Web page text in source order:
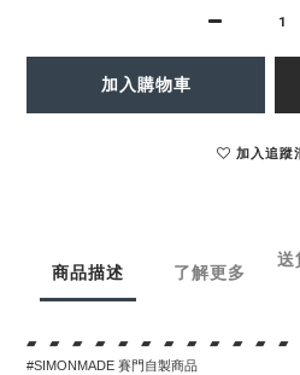
加入購物車
加入追蹤
商品描述 了解更多
送
▰　▰　▰　▰　▰　▰　▰　▰　▰　▰　▰　▰
#SIMONMADE 賽門自製商品